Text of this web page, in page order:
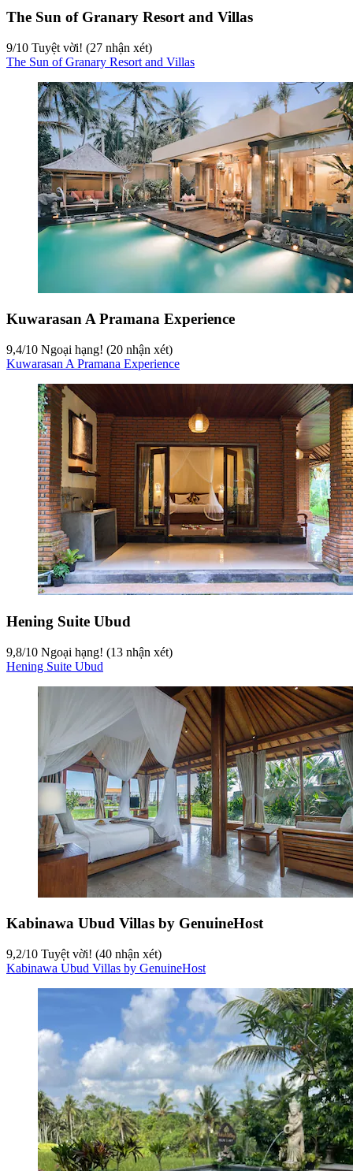
The Sun of Granary Resort and Villas
9/10 Tuyệt vời! (27 nhận xét)
The Sun of Granary Resort and Villas
Kuwarasan A Pramana Experience
9,4/10 Ngoại hạng! (20 nhận xét)
Kuwarasan A Pramana Experience
Hening Suite Ubud
9,8/10 Ngoại hạng! (13 nhận xét)
Hening Suite Ubud
Kabinawa Ubud Villas by GenuineHost
9,2/10 Tuyệt vời! (40 nhận xét)
Kabinawa Ubud Villas by GenuineHost